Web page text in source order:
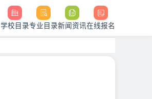
学校目录专业目录新闻资讯在线报名